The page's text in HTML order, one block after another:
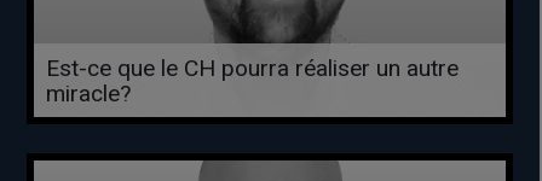
Est-ce que le CH pourra réaliser un autre
miracle?